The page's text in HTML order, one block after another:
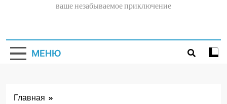
ваше незабываемое приключение
МЕНЮ
Главная